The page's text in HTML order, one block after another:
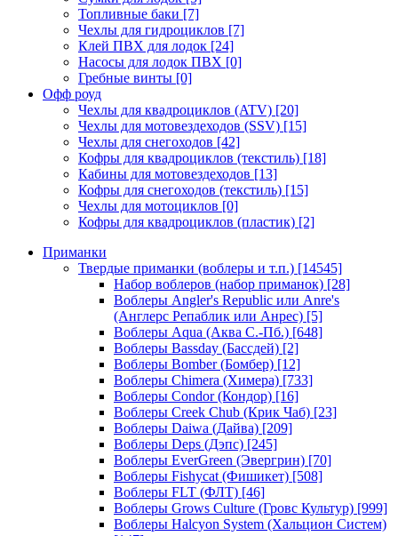
Топливные баки [7]
Чехлы для гидроциклов [7]
Клей ПВХ для лодок [24]
Насосы для лодок ПВХ [0]
Гребные винты [0]
Офф роуд
Чехлы для квадроциклов (ATV) [20]
Чехлы для мотовездеходов (SSV) [15]
Чехлы для снегоходов [42]
Кофры для квадроциклов (текстиль) [18]
Кабины для мотовездеходов [13]
Кофры для снегоходов (текстиль) [15]
Чехлы для мотоциклов [0]
Кофры для квадроциклов (пластик) [2]
Приманки
Твердые приманки (воблеры и т.п.) [14545]
Набор воблеров (набор приманок) [28]
Воблеры Angler's Republic или Anre's
(Англерс Репаблик или Анрес) [5]
Воблеры Aqua (Аква С.-Пб.) [648]
Воблеры Bassday (Бассдей) [2]
Воблеры Bomber (Бомбер) [12]
Воблеры Chimera (Химера) [733]
Воблеры Condor (Кондор) [16]
Воблеры Creek Chub (Крик Чаб) [23]
Воблеры Daiwa (Дайва) [209]
Воблеры Deps (Дэпс) [245]
Воблеры EverGreen (Эвергрин) [70]
Воблеры Fishycat (Фишикет) [508]
Воблеры FLT (ФЛТ) [46]
Воблеры Grows Culture (Гровс Культур) [999]
Воблеры Halcyon System (Хальцион Систем)